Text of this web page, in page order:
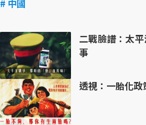
# 中國
二戰臉譜：太
事
透視：一胎化政